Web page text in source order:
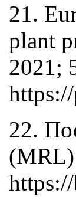
21.
plant
2021;
22.
(MRL)